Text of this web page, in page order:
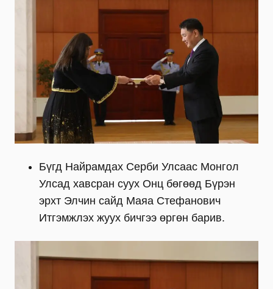
Бүгд Найрамдах Серби Улсаас Монгол
Улсад хавсран суух Онц бөгөөд Бүрэн
эрхт Элчин сайд Маяа Стефанович
Итгэмжлэх жуух бичгээ өргөн барив.